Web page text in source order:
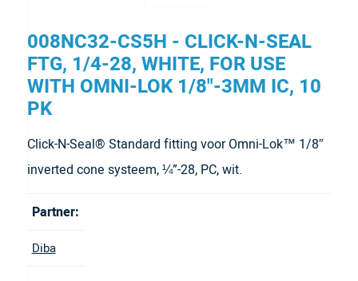
008NC32-CS5H - CLICK-N-SEAL
FTG, 1/4-28, WHITE, FOR USE
WITH OMNI-LOK 1/8"-3MM IC, 10
PK
Click-N-Seal® Standard fitting voor Omni-Lok™ 1/8″
inverted cone systeem, ¼”-28, PC, wit.
Partner:
Diba